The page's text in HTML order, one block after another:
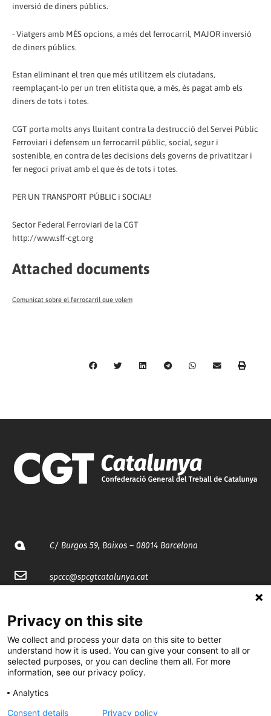
inversió de diners públics.
- Viatgers amb MÉS opcions, a més del ferrocarril, MAJOR inversió
de diners públics.
Estan eliminant el tren que més utilitzem els ciutadans,
reemplaçant-lo per un tren elitista que, a més, és pagat amb els
diners de tots i totes.
CGT porta molts anys lluitant contra la destrucció del Servei Públic
Ferroviari i defensem un ferrocarril públic, social, segur i
sostenible, en contra de les decisions dels governs de privatitzar i
fer negoci privat amb el que és de tots i totes.
PER UN TRANSPORT PÚBLIC i SOCIAL!
Sector Federal Ferroviari de la CGT
http://www.sff-cgt.org
Attached documents
Comunicat sobre el ferrocarril que volem
C/ Burgos 59, Baixos – 08014 Barcelona
spccc@spcgtcatalunya.cat
@CGTCatalunya
cgtcatalunya
CGTCatalunya
cgtcatalunya
Privacy on this site
We collect and process your data on this site to better
understand how it is used. You can give your consent to all or
selected purposes, or you can decline them all. For more
information, see our privacy policy.
Analytics
Consent details
Privacy policy